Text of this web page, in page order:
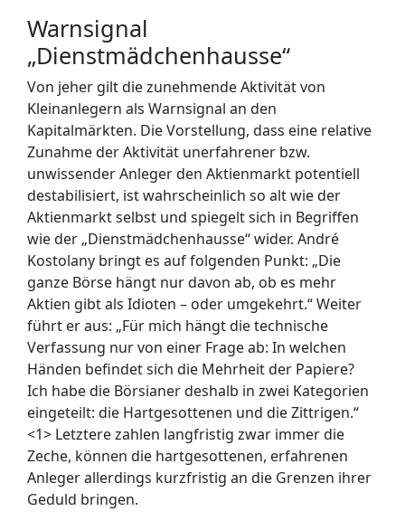
Warnsignal
„Dienstmädchenhausse“
Von jeher gilt die zunehmende Aktivität von
Kleinanlegern als Warnsignal an den
Kapitalmärkten. Die Vorstellung, dass eine relative
Zunahme der Aktivität unerfahrener bzw.
unwissender Anleger den Aktienmarkt potentiell
destabilisiert, ist wahrscheinlich so alt wie der
Aktienmarkt selbst und spiegelt sich in Begriffen
wie der „Dienstmädchenhausse“ wider. André
Kostolany bringt es auf folgenden Punkt: „Die
ganze Börse hängt nur davon ab, ob es mehr
Aktien gibt als Idioten – oder umgekehrt.“ Weiter
führt er aus: „Für mich hängt die technische
Verfassung nur von einer Frage ab: In welchen
Händen befindet sich die Mehrheit der Papiere?
Ich habe die Börsianer deshalb in zwei Kategorien
eingeteilt: die Hartgesottenen und die Zittrigen.“
<1> Letztere zahlen langfristig zwar immer die
Zeche, können die hartgesottenen, erfahrenen
Anleger allerdings kurzfristig an die Grenzen ihrer
Geduld bringen.